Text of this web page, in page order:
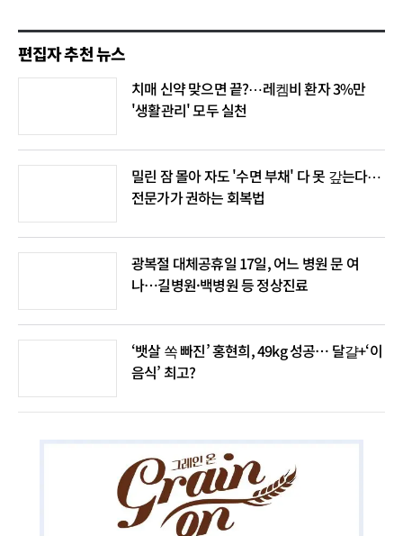
편집자 추천 뉴스
치매 신약 맞으면 끝?⋯레켐비 환자 3%만
'생활관리' 모두 실천
밀린 잠 몰아 자도 '수면 부채' 다 못 갚는다⋯
전문가가 권하는 회복법
광복절 대체공휴일 17일, 어느 병원 문 여
나…길병원·백병원 등 정상진료
‘뱃살 쏙 빠진’ 홍현희, 49kg 성공… 달걀+‘이
음식’ 최고?